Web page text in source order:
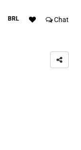
BRL Chat